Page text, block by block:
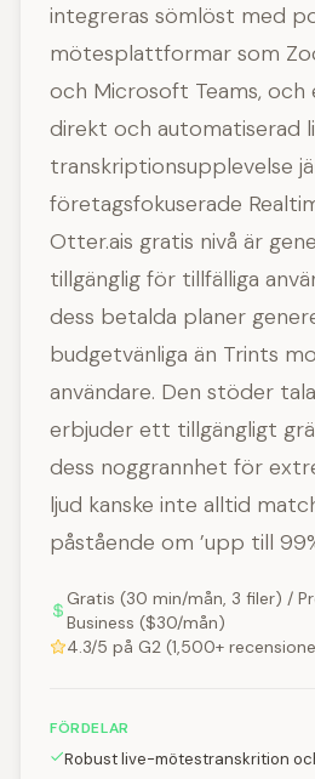
integreras sömlöst med
mötesplattformar som
och Microsoft Teams,
direkt och automatiserad
transkriptionsupplevelse
företagsfokuserade
Otter.ais gratis nivå är
tillgänglig för tillfälliga
dess betalda planer
budgetvänliga än Trints
användare. Den stöder
erbjuder ett tillgängligt
dess noggrannhet för
ljud kanske inte alltid
påstående om ’upp till
Gratis (30 min/mån, 3 filer) /
Business ($30/mån)
4.3/5 på G2 (1,500+
FÖRDELAR
Robust live-mötestranskrition